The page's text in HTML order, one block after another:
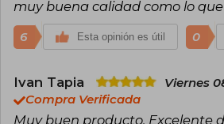
traducida a decenas de
A lo largo de su
numerosos
contribución a la
(2003), la Medalla
decenas de premios
Fantasy, British Fantasy
muy buena calidad como lo
6 Esta opinión es útil 0
Ivan Tapia
Viernes
Compra Verificada
Muy buen producto. Excelente